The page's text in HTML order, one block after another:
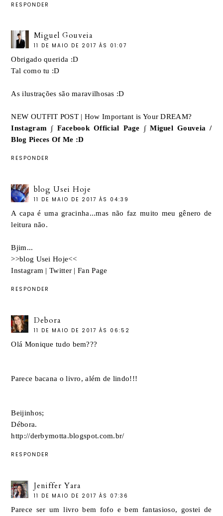
RESPONDER
Miguel Gouveia
11 DE MAIO DE 2017 ÀS 01:07
Obrigado querida :D
Tal como tu :D
As ilustrações são maravilhosas :D
NEW OUTFIT POST | How Important is Your DREAM?
Instagram ∫ Facebook Official Page ∫Miguel Gouveia /
Blog Pieces Of Me :D
RESPONDER
blog Usei Hoje
11 DE MAIO DE 2017 ÀS 04:39
A capa é uma gracinha...mas não faz muito meu gênero de
leitura não.
Bjim...
>>blog Usei Hoje<<
Instagram |Twitter |Fan Page
RESPONDER
Debora
11 DE MAIO DE 2017 ÀS 06:52
Olá Monique tudo bem???
Parece bacana o livro, além de lindo!!!
Beijinhos;
Débora.
http://derbymotta.blogspot.com.br/
RESPONDER
Jeniffer Yara
11 DE MAIO DE 2017 ÀS 07:36
Parece ser um livro bem fofo e bem fantasioso, gostei de